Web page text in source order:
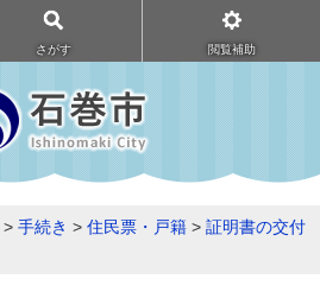
さがす 閲覧補助
> 手続き > 住民票・戸籍 > 証明書の交付